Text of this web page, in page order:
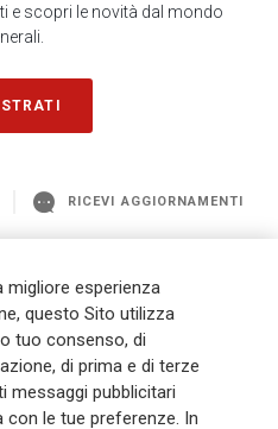
e scopri le novità dal mondo
RICEVI AGGIORNAMENTI
complessivi pari a € 98,1
Fondato nel 1831, con oltre 88
servono 75 milioni di clienti, il
in Europa e una presenza
della strategia di Generali c'è il suo
realizzato attraverso soluzioni
migliore esperienza
questo Sito utilizza
tuo consenso, di
di prima e di terze
messaggi pubblicitari
con le tue preferenze. In